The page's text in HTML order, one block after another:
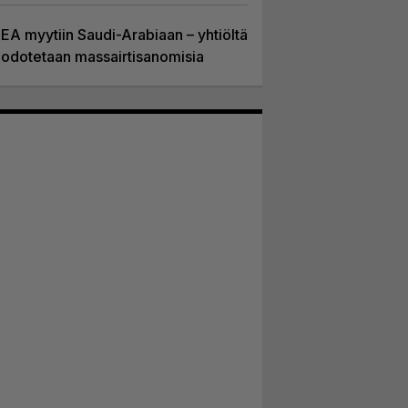
EA myytiin Saudi-Arabiaan – yhtiöltä
odotetaan massairtisanomisia